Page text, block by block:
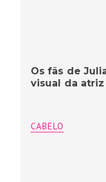
Os fãs de
visual da atriz
CABELO